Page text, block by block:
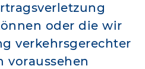
oder die wir
verkehrsgerechter
voraussehen